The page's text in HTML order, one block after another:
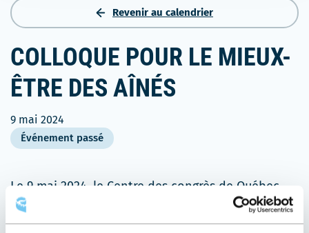
recherche
Revenir au calendrier
COLLOQUE POUR LE MIEUX-
ÊTRE DES AÎNÉS
9 mai 2024
Événement passé
Le 9 mai 2024, le Centre des congrès de Québec
accueille le Colloque
Pour le mieux-être des aînés,
qui se veut le grand rendez-vous de tous ceux qui,